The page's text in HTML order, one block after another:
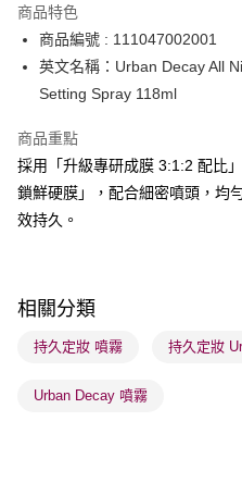
PayMe
WeChat Pay
送貨方式
順豐自助櫃 - 確認發貨後1-3個工
每筆HK$65.00，滿HK$300.00或
每筆HK$65.00，滿HK$300.00或
確認發貨後1-3 工作天送達，訂
每筆HK$65.00，滿HK$300.00或
商品特色
商品編號 : 111047002001
英文名稱：Urban Decay All
Setting Spray 118ml
商品重點
採用「升級專研成膜 3:1:2 配比
鎖鮮硬膜」，配合細密噴頭，均
效持久。
相關分類
持久定妝 噴霧 持久定妝
Urban Decay 噴霧